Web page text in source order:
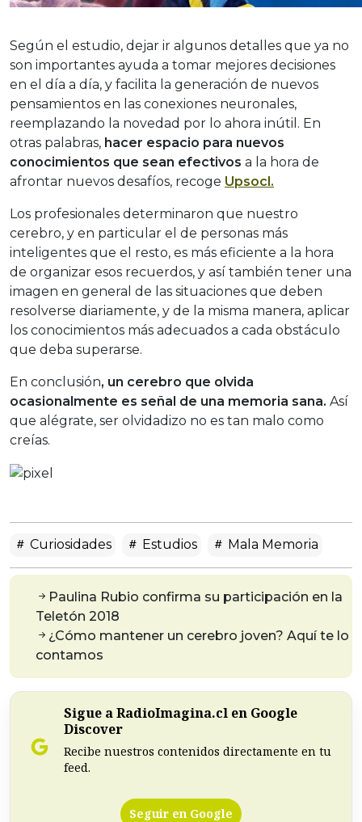
Según el estudio, dejar ir algunos detalles que ya no
son importantes ayuda a tomar mejores decisiones
en el día a día, y facilita la generación de nuevos
pensamientos en las conexiones neuronales,
reemplazando la novedad por lo ahora inútil. En
otras palabras, hacer espacio para nuevos
conocimientos que sean efectivos a la hora de
afrontar nuevos desafíos, recoge Upsocl.
Los profesionales determinaron que nuestro
cerebro, y en particular el de personas más
inteligentes que el resto, es más eficiente a la hora
de organizar esos recuerdos, y así también tener una
imagen en general de las situaciones que deben
resolverse diariamente, y de la misma manera, aplicar
los conocimientos más adecuados a cada obstáculo
que deba superarse.
En conclusión, un cerebro que olvida
ocasionalmente es señal de una memoria sana. Así
que alégrate, ser olvidadizo no es tan malo como
creías.
Curiosidades Estudios Mala Memoria
Paulina Rubio confirma su participación en la
Teletón 2018
¿Cómo mantener un cerebro joven? Aquí te lo
contamos
Sigue a RadioImagina.cl en Google
Discover
Recibe nuestros contenidos directamente en tu
feed.
Seguir en Google